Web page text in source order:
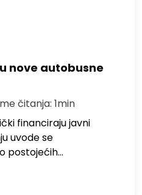
nove autobusne
čitanja: 1min
financiraju javni
uvode se
postojećih…